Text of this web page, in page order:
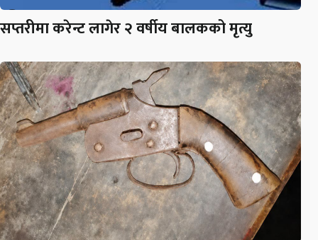
सप्तरीमा करेन्ट लागेर २ वर्षीय बालकको मृत्यु